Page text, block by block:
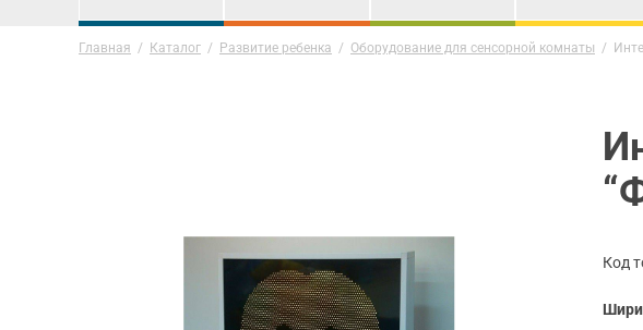
Главная / Каталог / Развитие ребенка / Оборудование для сенсорной комнаты /
Код